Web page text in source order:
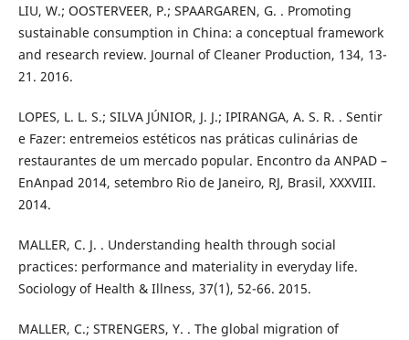
LIU, W.; OOSTERVEER, P.; SPAARGAREN, G. . Promoting
sustainable consumption in China: a conceptual framework
and research review. Journal of Cleaner Production, 134, 13-
21. 2016.
LOPES, L. L. S.; SILVA JÚNIOR, J. J.; IPIRANGA, A. S. R. . Sentir
e Fazer: entremeios estéticos nas práticas culinárias de
restaurantes de um mercado popular. Encontro da ANPAD –
EnAnpad 2014, setembro Rio de Janeiro, RJ, Brasil, XXXVIII.
2014.
MALLER, C. J. . Understanding health through social
practices: performance and materiality in everyday life.
Sociology of Health & Illness, 37(1), 52-66. 2015.
MALLER, C.; STRENGERS, Y. . The global migration of